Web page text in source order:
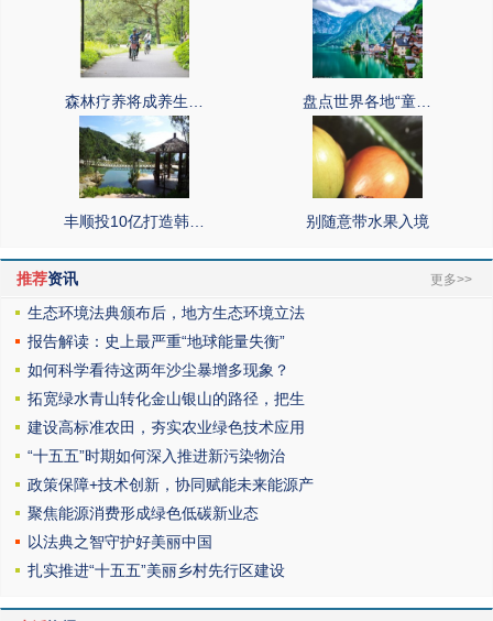
森林疗养将成养生… 盘点世界各地“童…
丰顺投10亿打造韩… 别随意带水果入境
推荐资讯 更多>>
生态环境法典颁布后，地方生态环境立法
报告解读：史上最严重“地球能量失衡”
如何科学看待这两年沙尘暴增多现象？
拓宽绿水青山转化金山银山的路径，把生
建设高标准农田，夯实农业绿色技术应用
“十五五”时期如何深入推进新污染物治
政策保障+技术创新，协同赋能未来能源产
聚焦能源消费形成绿色低碳新业态
以法典之智守护好美丽中国
扎实推进“十五五”美丽乡村先行区建设